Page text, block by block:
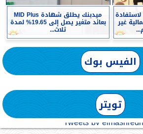
غير
ميدبنك يطلق شهادة MID Plus
بعائد متغير يصل إلى 19.65% لمدة
ثلاث...
الفيس بوك
تويتر
Tweets by